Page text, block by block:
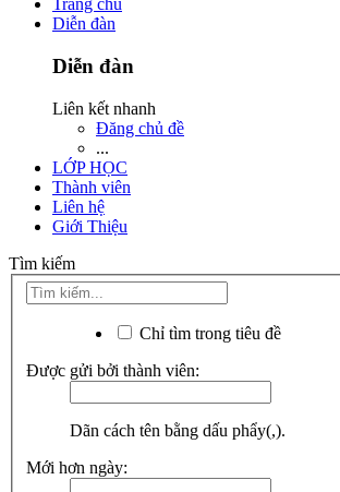
Trang chủ
Diễn đàn
Diễn đàn
Liên kết nhanh
Đăng chủ đề
...
LỚP HỌC
Thành viên
Liên hệ
Giới Thiệu
Tìm kiếm
Chỉ tìm trong tiêu đề
Được gửi bởi thành viên:
Dãn cách tên bằng dấu phẩy(,).
Mới hơn ngày: